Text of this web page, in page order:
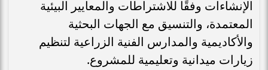
الإنشاءات وفقًا للاشتراطات والمعايير البيئية
المعتمدة، والتنسيق مع الجهات البحثية
والأكاديمية والمدارس الفنية الزراعية لتنظيم
زيارات ميدانية وتعليمية للمشروع.